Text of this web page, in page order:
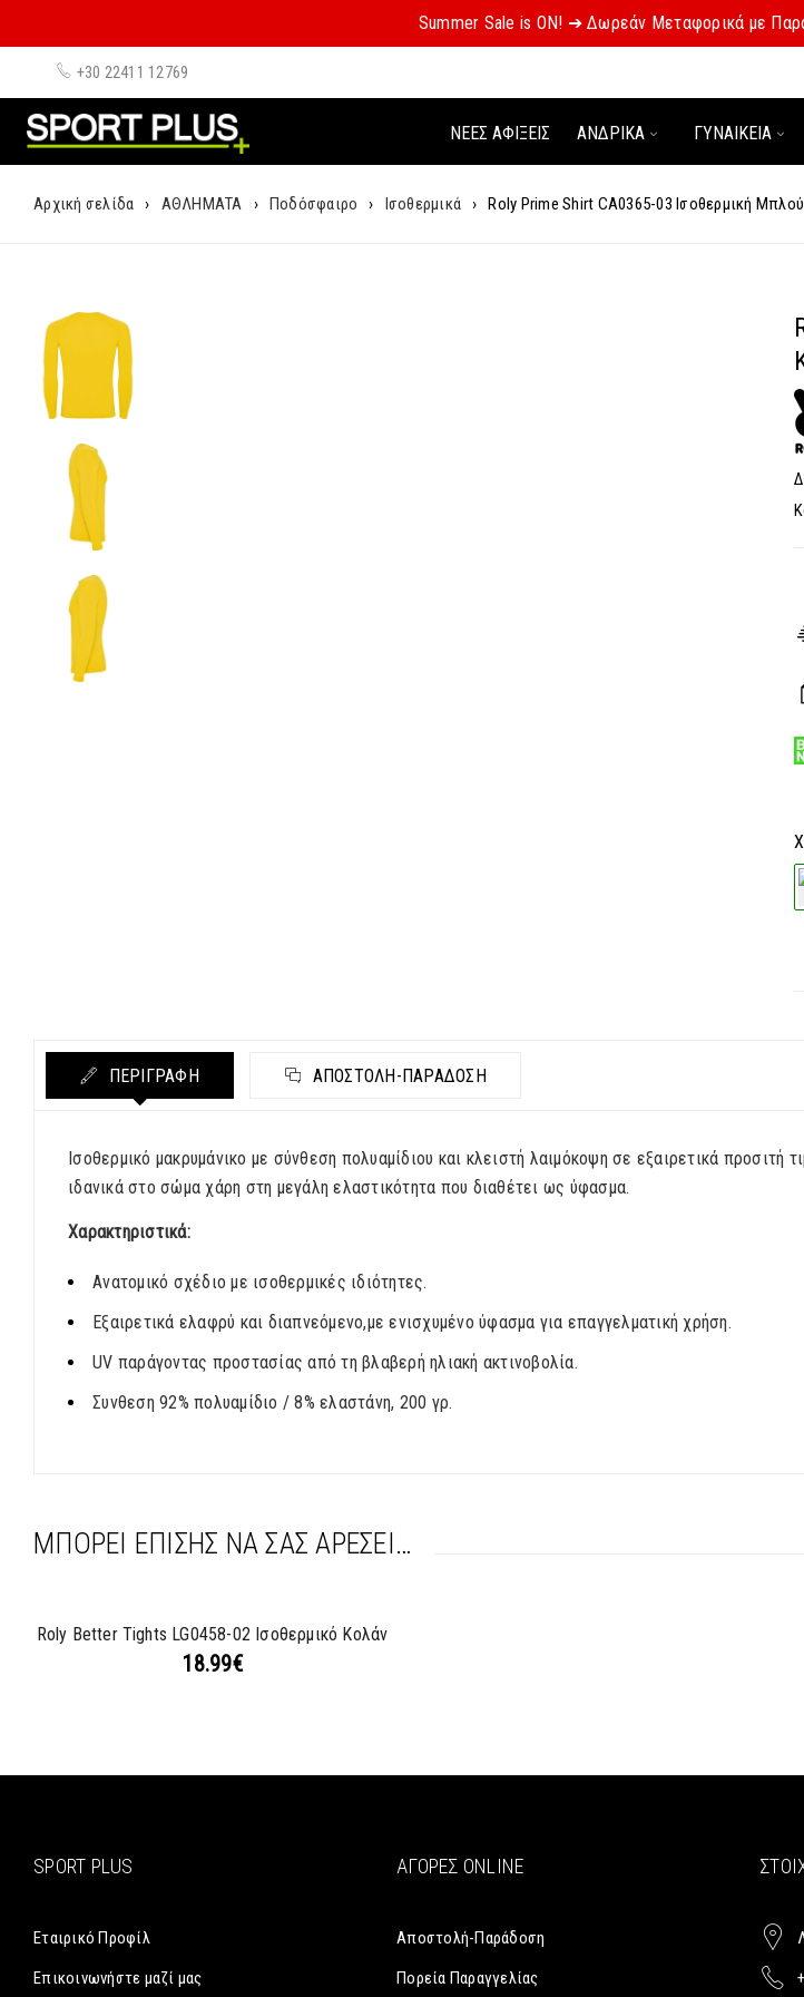
Summer Sale is ON! ➔ Δωρεάν Μεταφορικά με
+30 22411 12769
ΝΈΕΣ ΑΦΊΞΕΙΣ ΑΝΔΡΙΚΑ ΓΥΝΑΙΚΕΙΑ
Αρχική σελίδα › ΑΘΛΗΜΑΤΑ › Ποδόσφαιρο › Ισοθερμικά › Roly Prime Shirt CA0365-03 Ισοθερμική
ΠΕΡΙΓΡΑΦΗ ΑΠΟΣΤΟΛΉ-ΠΑΡΆΔΟΣΗ
Ισοθερμικό μακρυμάνικο με σύνθεση πολυαμίδιου και κλειστή λαιμόκοψη σε εξαιρετικά προσιτή
ιδανικά στο σώμα χάρη στη μεγάλη ελαστικότητα που διαθέτει ως ύφασμα.
Χαρακτηριστικά:
Ανατομικό σχέδιο με ισοθερμικές ιδιότητες.
Εξαιρετικά ελαφρύ και διαπνεόμενο,με ενισχυμένο ύφασμα για επαγγελματική χρήση.
UV παράγοντας προστασίας από τη βλαβερή ηλιακή ακτινοβολία.
Συνθεση 92% πολυαμίδιο / 8% ελαστάνη, 200 γρ.
ΜΠΟΡΕΊ ΕΠΊΣΗΣ ΝΑ ΣΑΣ ΑΡΈΣΕΙ…
Roly Better Tights LG0458-02 Ισοθερμικό Κολάν
18.99€
SPORT PLUS
Εταιρικό Προφίλ
Επικοινωνήστε μαζί μας
ΑΓΟΡΈΣ ONLINE
Αποστολή-Παράδοση
Πορεία Παραγγελίας